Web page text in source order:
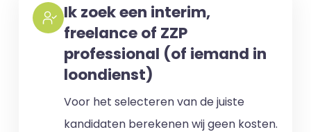
Ik zoek een interim,
freelance of ZZP
professional (of iemand in
loondienst)
Voor het selecteren van de juiste
kandidaten berekenen wij geen kosten.